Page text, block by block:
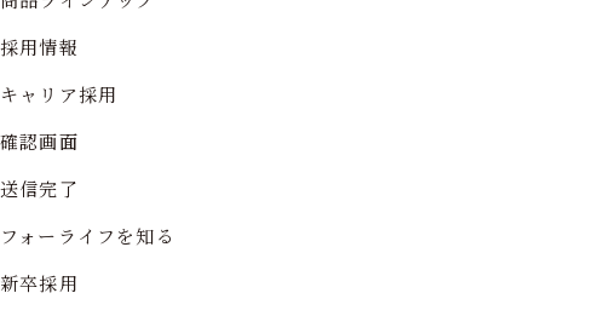
採用情報
キャリア採用
確認画面
送信完了
フォーライフを知る
新卒採用